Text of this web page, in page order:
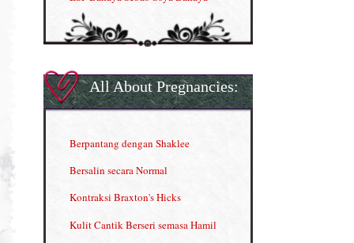
ESP Produk Shaklee Paling HOT
Gla Complex (II)
Herbal Blend the Magic Cream
All About Pregnancies:
Berpantang dengan Shaklee
Bersalin secara Normal
Kontraksi Braxton's Hicks
Kulit Cantik Berseri semasa Hamil